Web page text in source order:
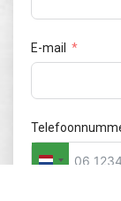
E-mail
Netherlands